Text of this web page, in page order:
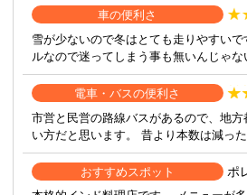
車の便利さ
雪が少ないので冬はとても走りやすい
ルなので迷ってしまう事も無いんじゃな
電車・バスの便利さ
市営と民営の路線バスがあるので、地
い方だと思います。 昔より本数は減っ
おすすめスポット ポ